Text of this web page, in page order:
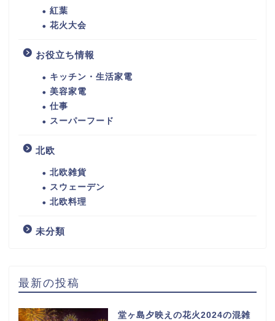
紅葉
花火大会
お役立ち情報
キッチン・生活家電
美容家電
仕事
スーパーフード
北欧
北欧雑貨
スウェーデン
北欧料理
未分類
最新の投稿
堂ヶ島夕映えの花火2024の混雑